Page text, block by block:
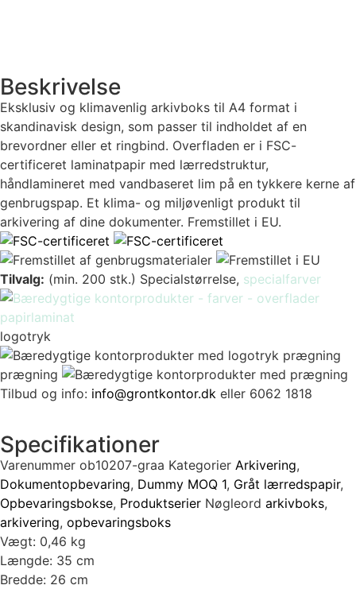
Beskrivelse
Eksklusiv og klimavenlig arkivboks til A4 format i
skandinavisk design, som passer til indholdet af en
brevordner eller et ringbind. Overfladen er i FSC-
certificeret laminatpapir med lærredstruktur,
håndlamineret med vandbaseret lim på en tykkere kerne af
genbrugspap. Et klima- og miljøvenligt produkt til
arkivering af dine dokumenter. Fremstillet i EU.
Tilvalg: (min. 200 stk.) Specialstørrelse, specialfarver
logotryk
prægning
Tilbud og info: info@grontkontor.dk eller 6062 1818
Specifikationer
Varenummer ob10207-graa Kategorier Arkivering,
Dokumentopbevaring, Dummy MOQ 1, Gråt lærredspapir,
Opbevaringsbokse, Produktserier Nøgleord arkivboks,
arkivering, opbevaringsboks
Vægt: 0,46 kg
Længde: 35 cm
Bredde: 26 cm